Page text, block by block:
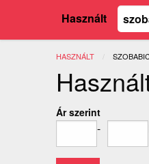
Használt
HASZNÁLT
Ár szerint
-